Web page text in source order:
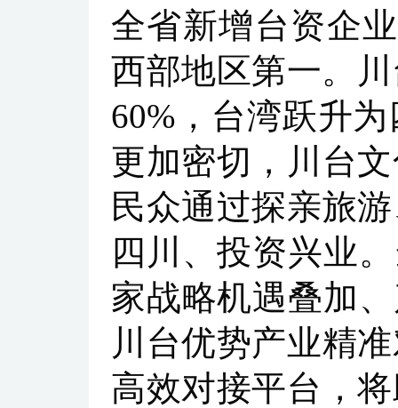
全省新增台资企
西部地区第一。
60%，台湾跃升
更加密切，川台
民众通过探亲旅
四川、投资兴业
家战略机遇叠加
川台优势产业精
高效对接平台，